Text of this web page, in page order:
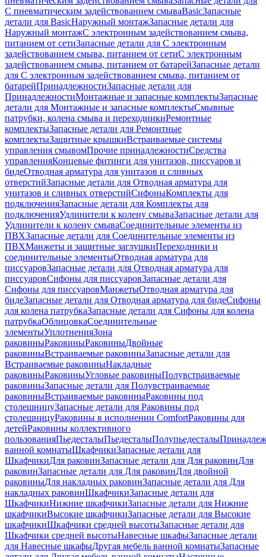
С пневматическим задействованием смываBasicЗапасные
детали для BasicНаружный монтажЗапасные детали для
Наружный монтажС электронным задействованием смыва,
питанием от сетиЗапасные детали для С электронным
задействованием смыва, питанием от сетиС электронным
задействованием смыва, питанием от батарейЗапасные детали
для С электронным задействованием смыва, питанием от
батарейПринадлежностиЗапасные детали для
ПринадлежностиМонтажные и запасные комплектыЗапасные
детали для Монтажные и запасные комплектыСмывные
патрубки, колена смыва и переходникиРемонтные
комплектыЗапасные детали для Ремонтные
комплектыЗащитные крышкиВстраиваемые системы
управления смывомПрочие принадлежностиСредства
управленияКонцевые фитинги для унитазов, писсуаров и
бидеОтводная арматура для унитазов и сливных
отверстийЗапасные детали для Отводная арматура для
унитазов и сливных отверстийСифоныКомплекты для
подключенияЗапасные детали для Комплекты для
подключенияУдлинители к колену смываЗапасные детали для
Удлинители к колену смываСоединительные элементы из
ПВХЗапасные детали для Соединительные элементы из
ПВХМанжеты и защитные заглушкиПереходники и
соединительные элементыОтводная арматура для
писсуаровЗапасные детали для Отводная арматура для
писсуаровCифоны для писсуаровЗапасные детали для
Cифоны для писсуаровМанжетыОтводная арматура для
бидеЗапасные детали для Отводная арматура для бидеСифоны
для колена патрубкаЗапасные детали для Сифоны для колена
патрубкаОблицовкаСоединительные
элементыУплотненияЗона
раковиныРаковиныРаковиныДвойные
раковиныВстраиваемые раковиныЗапасные детали для
Встраиваемые раковиныНакладные
раковиныРаковиныУгловые раковиныПолувстраиваемые
раковиныЗапасные детали для Полувстраиваемые
раковиныВстраиваемые раковиныРаковины под
столешницуЗапасные детали для Раковины под
столешницуРаковины в исполнении ComfortPаковины для
детейРаковины коллективного
пользованияПьедесталыПьедесталыПолупьедесталы
ванной комнатыШкафчикиЗапасные детали для
ШкафчикиДля раковинЗапасные детали для Для раковинДля
раковинЗапасные детали для Для раковинДля двойной
раковиныДля накладных pаковинЗапасные детали для Для
накладных pаковинШкафчикиЗапасные детали для
ШкафчикиНижние шкафчикиЗапасные детали для Нижние
шкафчикиВысокие шкафчикиЗапасные детали для Высокие
шкафчикиШкафчики средней высотыЗапасные детали для
Шкафчики средней высотыНавесные шкафыЗапасные детали
для Навесные шкафыДругая мебель ванной комнатыЗапасные